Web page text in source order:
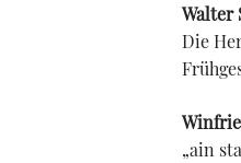
Walter
Die
„ain